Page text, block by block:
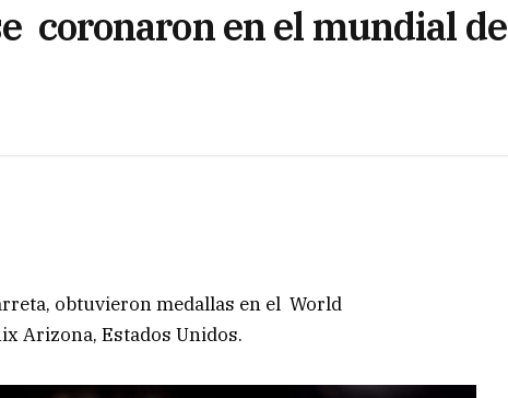
coronaron en el mundial de
obtuvieron medallas en el World
Arizona, Estados Unidos.